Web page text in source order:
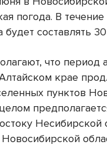
погода. В
будет составлять
что период
крае
пунктов
Несибирской
Новосибирской